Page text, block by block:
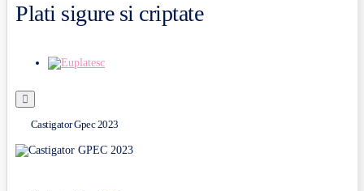
Plati sigure si criptate
Castigator Gpec 2023